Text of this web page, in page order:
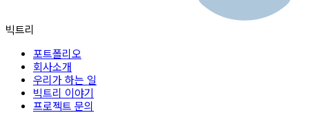
빅트리
포트폴리오
회사소개
우리가 하는 일
빅트리 이야기
프로젝트 문의